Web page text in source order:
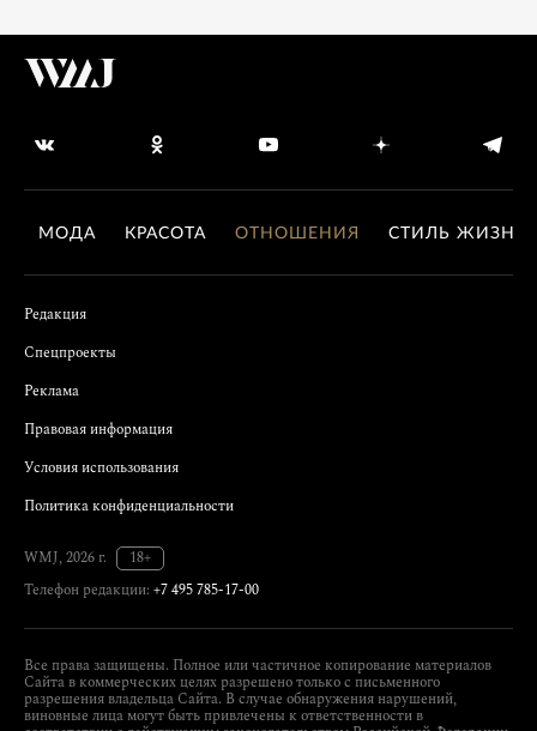
МОДА КРАСОТА ОТНОШЕНИЯ СТИЛЬ ЖИЗНИ
Редакция
Спецпроекты
Реклама
Правовая информация
Условия использования
Политика конфиденциальности
WMJ, 2026 г.
18+
Телефон редакции: +7 495 785-17-00
Все права защищены. Полное или частичное копирование материалов
Сайта в коммерческих целях разрешено только с письменного
разрешения владельца Сайта. В случае обнаружения нарушений,
виновные лица могут быть привлечены к ответственности в